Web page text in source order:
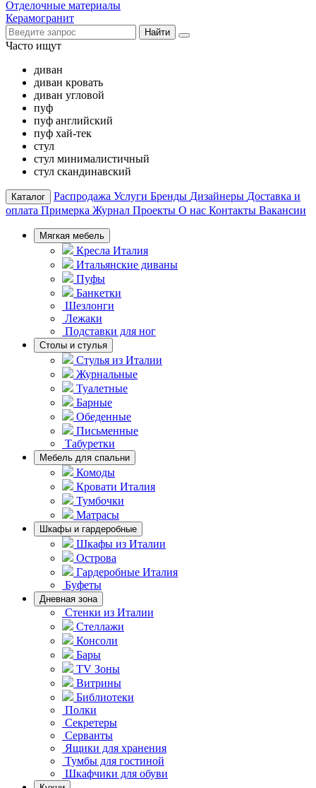
Отделочные материалы
Керамогранит
Найти
Часто ищут
диван
диван кровать
диван угловой
пуф
пуф английский
пуф хай-тек
стул
стул минималистичный
стул скандинавский
Каталог Распродажа Услуги Бренды Дизайнеры Доставка и
оплата Примерка Журнал Проекты О нас Контакты Вакансии
Мягкая мебель
Кресла Италия
Итальянские диваны
Пуфы
Банкетки
Шезлонги
Лежаки
Подставки для ног
Столы и стулья
Стулья из Италии
Журнальные
Туалетные
Барные
Обеденные
Письменные
Табуретки
Мебель для спальни
Комоды
Кровати Италия
Тумбочки
Матрасы
Шкафы и гардеробные
Шкафы из Италии
Острова
Гардеробные Италия
Буфеты
Дневная зона
Стенки из Италии
Стеллажи
Консоли
Бары
TV Зоны
Витрины
Библиотеки
Полки
Секретеры
Серванты
Ящики для хранения
Тумбы для гостиной
Шкафчики для обуви